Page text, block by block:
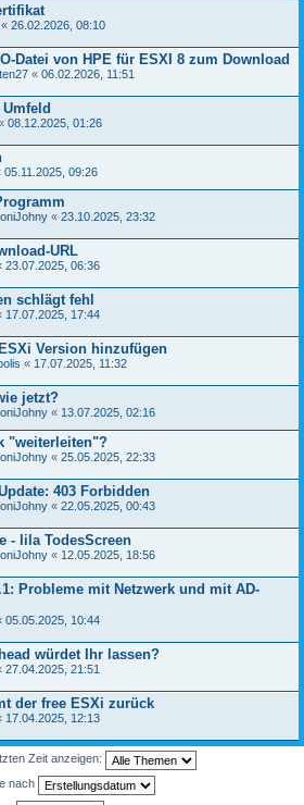
« 26.02.2026, 08:10
Datei von HPE für ESXI 8 zum Download
« 06.02.2026, 11:51
08.12.2025, 01:26
05.11.2025, 09:26
« 23.10.2025, 23:32
URL
23.07.2025, 06:36
schlägt fehl
17.07.2025, 17:44
Version hinzufügen
« 17.07.2025, 11:32
jetzt?
« 13.07.2025, 02:16
"weiterleiten"?
« 25.05.2025, 22:33
403 Forbidden
« 22.05.2025, 00:43
- lila TodesScreen
« 12.05.2025, 18:56
Probleme mit Netzwerk und mit AD-
05.05.2025, 10:44
würdet Ihr lassen?
27.04.2025, 21:51
der free ESXi zurück
17.04.2025, 12:13
Zeit anzeigen:
nach